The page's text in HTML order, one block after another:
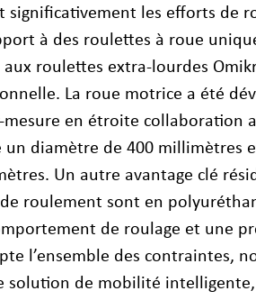
significativement les efforts de
à des roulettes à roue
roulettes extra‑lourdes
La roue motrice a été
en étroite collaboration
un diamètre de 400 millimètres
Un autre avantage clé
roulement sont en
de roulage et une
l’ensemble des contraintes,
solution de mobilité